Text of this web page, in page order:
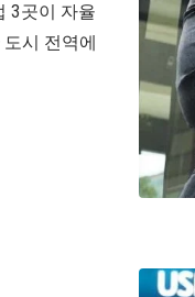
3곳이 자율
시 전역에